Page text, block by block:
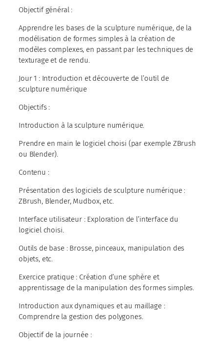
Objectif général :
Apprendre les bases de la sculpture numérique, de la
modélisation de formes simples à la création de
modèles complexes, en passant par les techniques de
texturage et de rendu.
Jour 1 : Introduction et découverte de l’outil de
sculpture numérique
Objectifs :
Introduction à la sculpture numérique.
Prendre en main le logiciel choisi (par exemple ZBrush
ou Blender).
Contenu :
Présentation des logiciels de sculpture numérique :
ZBrush, Blender, Mudbox, etc.
Interface utilisateur : Exploration de l’interface du
logiciel choisi.
Outils de base : Brosse, pinceaux, manipulation des
objets, etc.
Exercice pratique : Création d’une sphère et
apprentissage de la manipulation des formes simples.
Introduction aux dynamiques et au maillage :
Comprendre la gestion des polygones.
Objectif de la journée :